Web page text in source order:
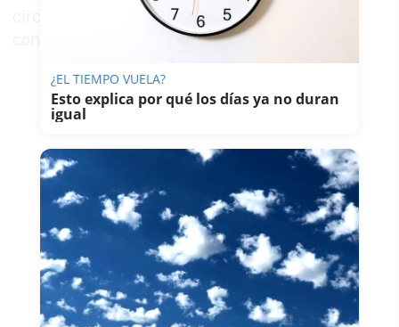
circulación especialmente complicada para los
conductores que se dirigían hacia la capital.
¿EL TIEMPO VUELA?
Esto explica por qué los días ya no duran
igual